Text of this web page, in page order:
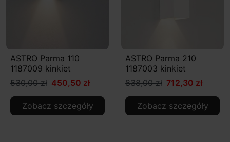
ASTRO Parma 110
1187009 kinkiet
530,00 zł 450,50 zł
Zobacz szczegóły
ASTRO Parma 210
1187003 kinkiet
838,00 zł 712,30 zł
Zobacz szczegóły